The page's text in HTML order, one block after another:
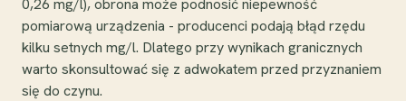
0,26 mg/l), obrona może podnosić niepewność
pomiarową urządzenia - producenci podają błąd rzędu
kilku setnych mg/l. Dlatego przy wynikach granicznych
warto skonsultować się z adwokatem przed przyznaniem
się do czynu.